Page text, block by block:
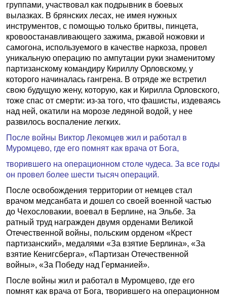
группами, участвовал как подрывник в боевых
вылазках. В брянских лесах, не имея нужных
инструментов, с помощью только бритвы, пинцета,
кровоостанавливающего зажима, ржавой ножовки и
самогона, используемого в качестве наркоза, провел
уникальную операцию по ампутации руки знаменитому
партизанскому командиру Кириллу Орловскому, у
которого начиналась гангрена. В отряде же встретил
свою будущую жену, которую, как и Кирилла Орловского,
тоже спас от смерти: из-за того, что фашисты, издеваясь
над ней, окатили на морозе ледяной водой, у нее
развилось воспаление легких.
После войны Виктор Лекомцев жил и работал в
Муромцево, где его помнят как врача от Бога,
творившего на операционном столе чудеса. За все годы
он провел более шести тысяч операций.
После освобождения территории от немцев стал
врачом медсанбата и дошел со своей военной частью
до Чехословакии, воевал в Берлине, на Эльбе. За
ратный труд награжден двумя орденами Великой
Отечественной войны, польским орденом «Крест
партизанский», медалями «За взятие Берлина», «За
взятие Кенигсберга», «Партизан Отечественной
войны», «За Победу над Германией».
После войны жил и работал в Муромцево, где его
помнят как врача от Бога, творившего на операционном